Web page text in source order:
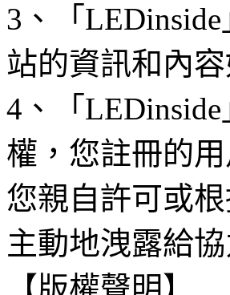
3、「
站的資訊和內
4、「
權，您註冊的
您親自許可或
主動地洩露給協
【版權聲明】